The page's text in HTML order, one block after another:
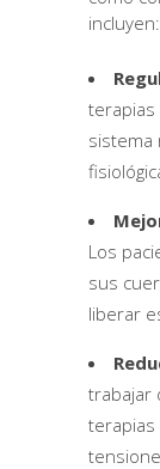
incluyen:
terapias
sistema
Los
sus
liberar
trabajar
terapias